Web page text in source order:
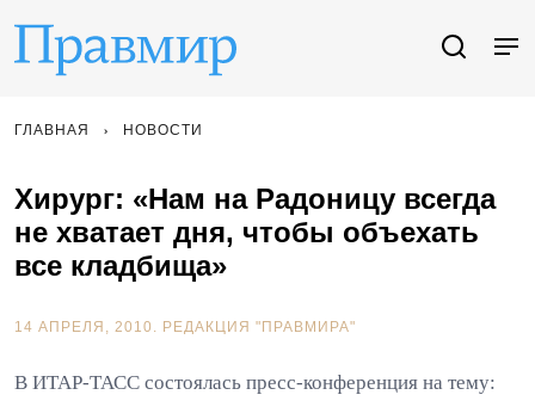
ГЛАВНАЯ НОВОСТИ
Хирург: «Нам на Радоницу всегда
не хватает дня, чтобы объехать
все кладбища»
14 АПРЕЛЯ, 2010. РЕДАКЦИЯ "ПРАВМИРА"
В ИТАР-ТАСС состоялась пресс-конференция на тему: